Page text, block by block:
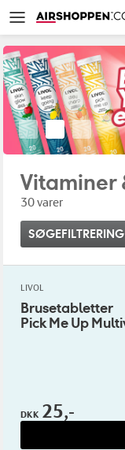
Vitaminer
30 varer
SØGEFILTRERING
LIVOL
Brusetabletter
Pick Me Up
DKK 25,-